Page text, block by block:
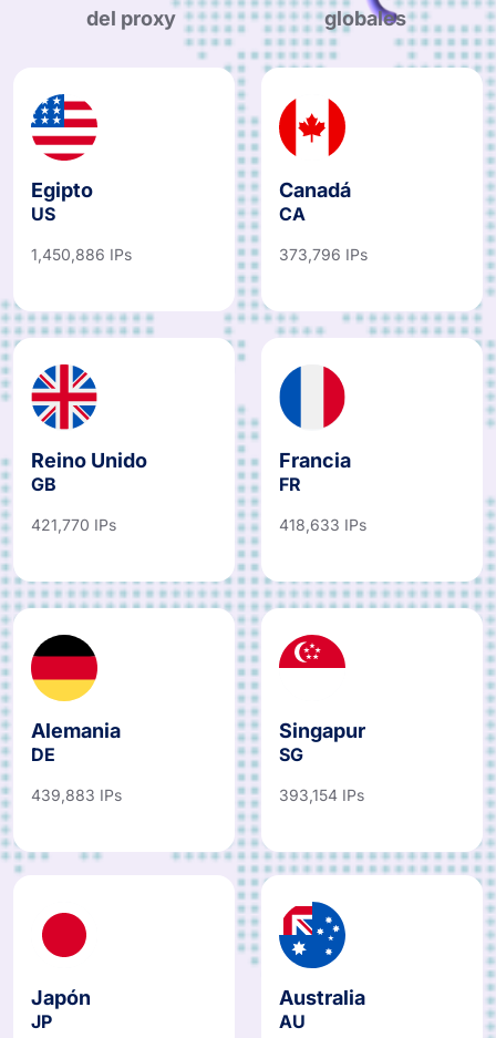
del proxy
globales
Egipto
US
1,450,886 IPs
Canadá
CA
373,796 IPs
Reino Unido
GB
421,770 IPs
Francia
FR
418,633 IPs
Alemania
DE
439,883 IPs
Singapur
SG
393,154 IPs
Japón
JP
Australia
AU